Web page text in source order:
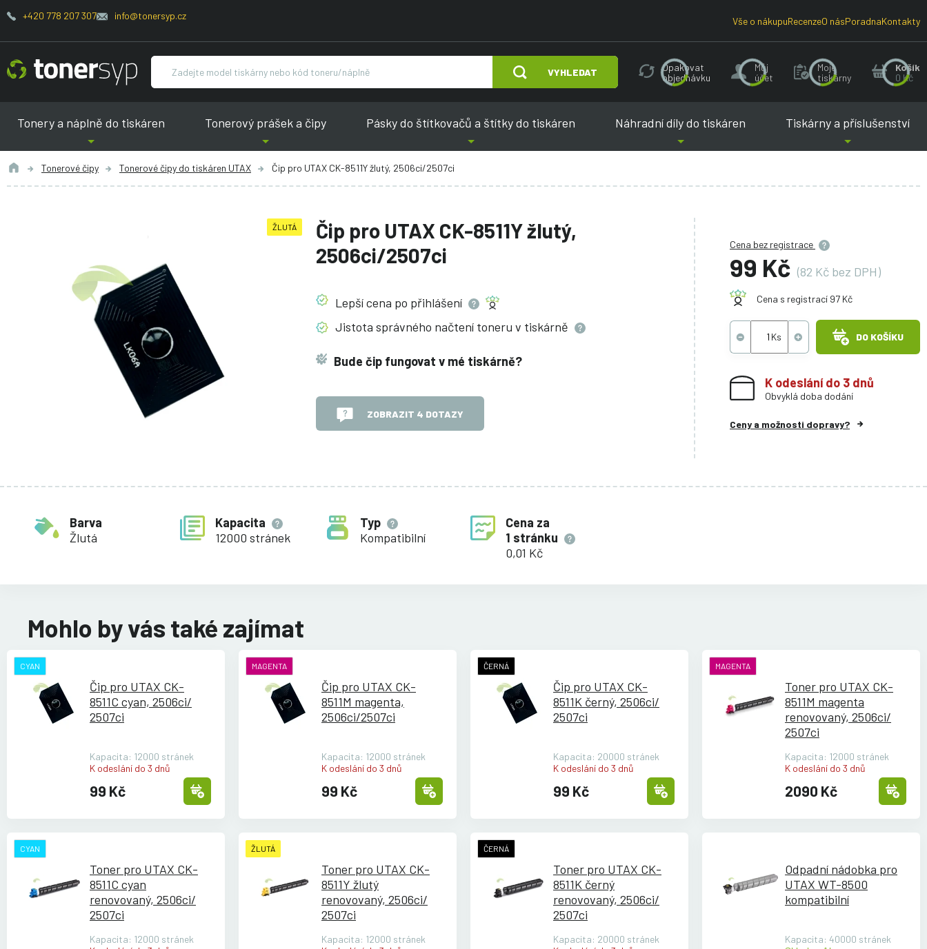
+420 778 207 307 info@tonersyp.cz Vše o nákupuRecenzeO násPoradnaKontakty
VYHLEDAT
Opakovat
objednávku
Můj
účet
Moje
tiskárny
Košík
0 Kč
Tonery a náplně do tiskáren Tonerový prášek a čipy Pásky do štítkovačů a štítky do tiskáren Náhradní díly do tiskáren Tiskárny a příslušenství
Tonerové čipy Tonerové čipy do tiskáren UTAX Čip pro UTAX CK-8511Y žlutý, 2506ci/2507ci
ŽLUTÁ
Čip pro UTAX CK-8511Y žlutý,
2506ci/2507ci
Lepší cena po přihlášení
Jistota správného načtení toneru v tiskárně
Bude čip fungovat v mé tiskárně?
ZOBRAZIT 4 DOTAZY
Cena bez registrace
99 Kč (82 Kč bez DPH)
Cena s registrací 97 Kč
DO KOŠÍKU
K odeslání do 3 dnů
Obvyklá doba dodání
Ceny a možnosti dopravy?
Barva
Žlutá
Kapacita
12000 stránek
Typ
Kompatibilní
Cena za
1 stránku
0,01 Kč
Mohlo by vás také zajímat
CYAN
Čip pro UTAX CK-
8511C cyan, 2506ci/
2507ci
Kapacita: 12000 stránek
K odeslání do 3 dnů
99 Kč
MAGENTA
Čip pro UTAX CK-
8511M magenta,
2506ci/2507ci
Kapacita: 12000 stránek
K odeslání do 3 dnů
99 Kč
ČERNÁ
Čip pro UTAX CK-
8511K černý, 2506ci/
2507ci
Kapacita: 20000 stránek
K odeslání do 3 dnů
99 Kč
MAGENTA
Toner pro UTAX CK-
8511M magenta
renovovaný, 2506ci/
2507ci
Kapacita: 12000 stránek
K odeslání do 3 dnů
2090 Kč
CYAN
Toner pro UTAX CK-
8511C cyan
renovovaný, 2506ci/
2507ci
Kapacita: 12000 stránek
ŽLUTÁ
Toner pro UTAX CK-
8511Y žlutý
renovovaný, 2506ci/
2507ci
Kapacita: 12000 stránek
ČERNÁ
Toner pro UTAX CK-
8511K černý
renovovaný, 2506ci/
2507ci
Kapacita: 20000 stránek
Odpadní nádobka pro
UTAX WT-8500
kompatibilní
Kapacita: 40000 stránek